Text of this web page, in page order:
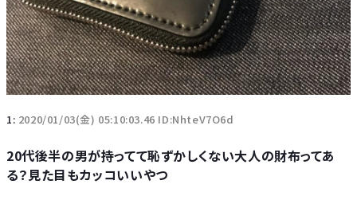
1: 2020/01/03(金) 05:10:03.46 ID:NhteV7O6d
20代後半の男が持ってて恥ずかしくない大人の財布ってあ
る？見た目もカッコいいやつ